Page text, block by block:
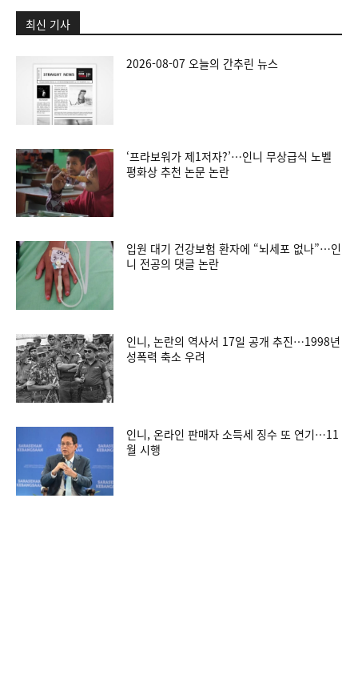
최신 기사
2026-08-07 오늘의 간추린 뉴스
‘프라보워가 제1저자?’…인니 무상급식 노벨
평화상 추천 논문 논란
입원 대기 건강보험 환자에 “뇌세포 없나”…인
니 전공의 댓글 논란
인니, 논란의 역사서 17일 공개 추진…1998년
성폭력 축소 우려
인니, 온라인 판매자 소득세 징수 또 연기…11
월 시행